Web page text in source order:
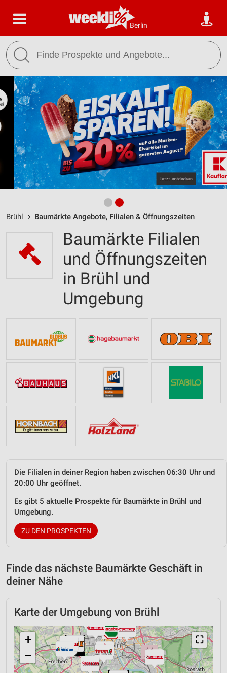
Berlin
Brühl Baumärkte Angebote, Filialen & Öffnungszeiten
Baumärkte Filialen
und Öffnungszeiten
in Brühl und
Umgebung
Die Filialen in deiner Region haben zwischen 06:30 Uhr und
20:00 Uhr geöffnet.
Es gibt 5 aktuelle Prospekte für Baumärkte in Brühl und
Umgebung.
ZU DEN PROSPEKTEN
Finde das nächste Baumärkte Geschäft in
deiner Nähe
Karte der Umgebung von Brühl
⛶
+
−